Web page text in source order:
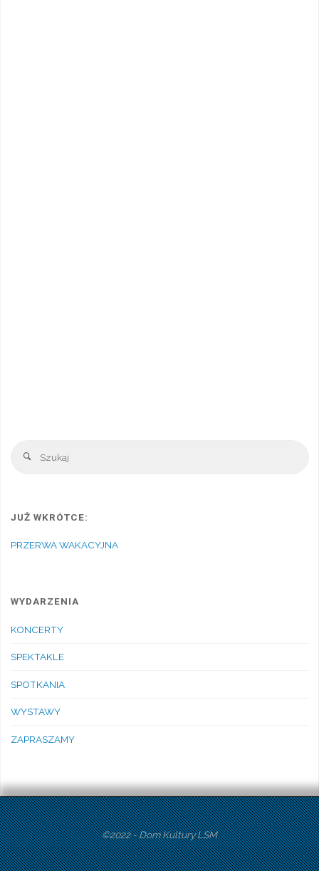
Szukaj
JUŻ WKRÓTCE:
PRZERWA WAKACYJNA
WYDARZENIA
KONCERTY
SPEKTAKLE
SPOTKANIA
WYSTAWY
ZAPRASZAMY
©2022 - Dom Kultury LSM